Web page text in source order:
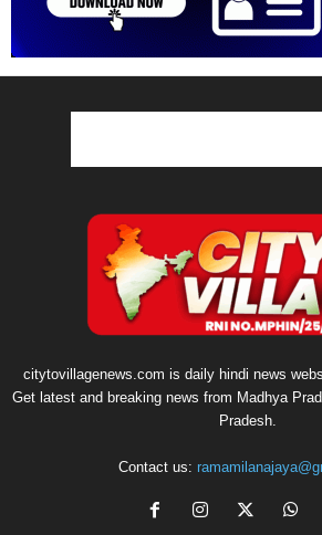
citytovillagenews.com is daily hindi news
Get latest and breaking news from Madhya
Pradesh.
Contact us: